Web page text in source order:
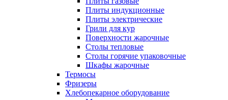
Плиты индукционные
Плиты электрические
Грили для кур
Поверхности жарочные
Столы тепловые
Столы горячие упаковочные
Шкафы жарочные
Термосы
Фризеры
Хлебопекарное оборудование